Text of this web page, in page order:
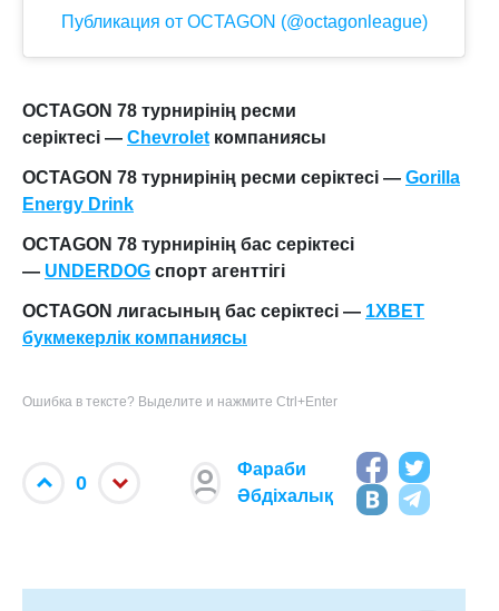
Публикация от OCTAGON (@octagonleague)
OCTAGON 78 турнирінің ресми
серіктесі — Chevrolet компаниясы
OCTAGON 78 турнирінің ресми серіктесі — Gorilla
Energy Drink
OCTAGON 78 турнирінің бас серіктесі
— UNDERDOG спорт агенттігі
OCTAGON лигасының бас серіктесі — 1XBET
букмекерлік компаниясы
Ошибка в тексте? Выделите и нажмите Ctrl+Enter
0
Фараби
Әбдіхалық